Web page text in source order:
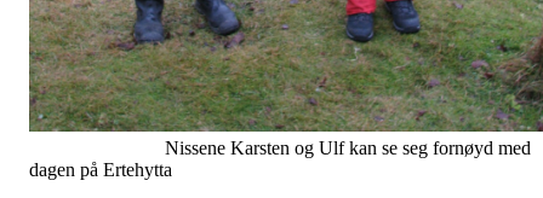
Nissene Karsten og Ulf kan se seg fornøyd med
dagen på Ertehytta